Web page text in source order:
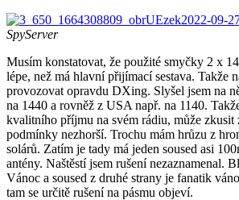
SpyServer
Musím konstatovat, že použité smyčky 2 x
lépe, než má hlavní přijímací sestava. Takže
provozovat opravdu DXing. Slyšel jsem na
na 1440 a rovněž z USA např. na 1140.
kvalitního příjmu na svém rádiu, může zkusit
podmínky nezhorší. Trochu mám hrůzu z
solárů. Zatím je tady má jeden soused asi
antény. Naštěstí jsem rušení nezaznamenal.
Vánoc a soused z druhé strany je fanatik
tam se určitě rušení na pásmu objeví.